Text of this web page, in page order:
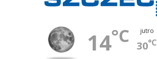
14°C jutro
30°C